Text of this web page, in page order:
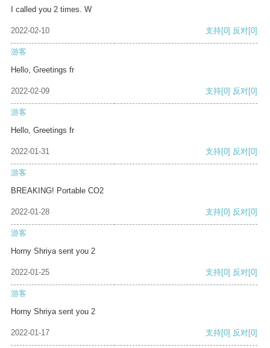
I called you 2 times. W
2022-02-10 支持[0] 反对[0]
游客
Hello, Greetings fr
2022-02-09 支持[0] 反对[0]
游客
Hello, Greetings fr
2022-01-31 支持[0] 反对[0]
游客
BREAKING! Portable CO2
2022-01-28 支持[0] 反对[0]
游客
Horny Shriya sent you 2
2022-01-25 支持[0] 反对[0]
游客
Horny Shriya sent you 2
2022-01-17 支持[0] 反对[0]